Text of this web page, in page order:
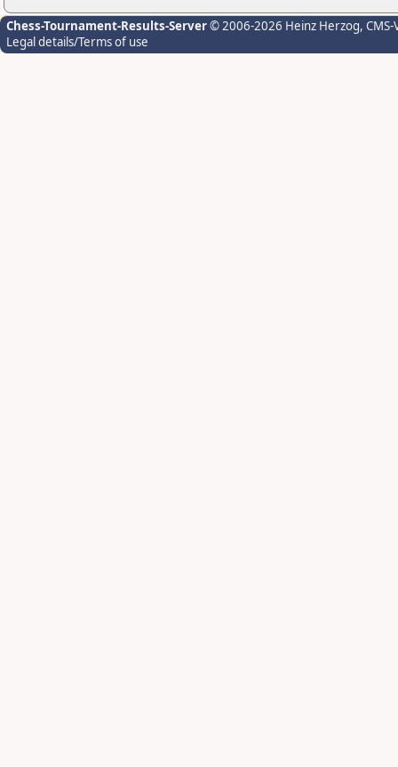
Chess-Tournament-Results-Server© 2006-2026 Heinz Herzog,
Legal details/Terms of use